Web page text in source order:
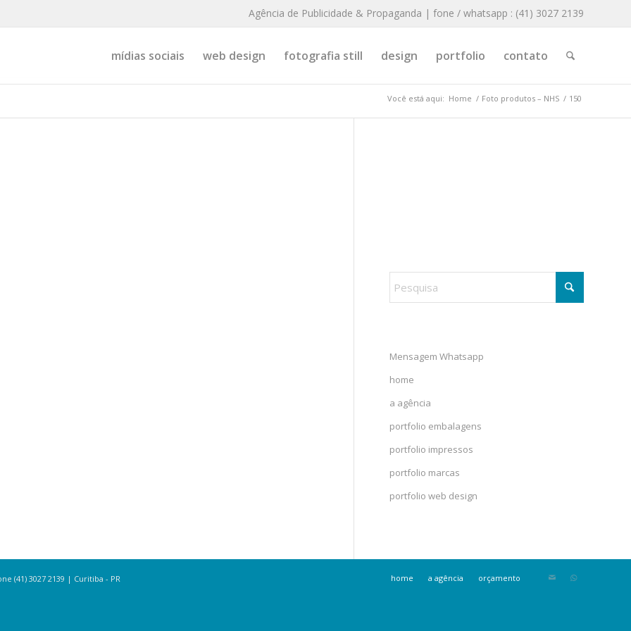
Agência de Publicidade & Propaganda | fone / whatsapp : (41) 3027 2139
mídias sociais web design fotografia still design portfolio contato
Você está aqui: Home / Foto produtos – NHS / 150
Mensagem Whatsapp
home
a agência
portfolio embalagens
portfolio impressos
portfolio marcas
portfolio web design
(41) 3027 2139 | Curitiba - PR home a agência orçamento